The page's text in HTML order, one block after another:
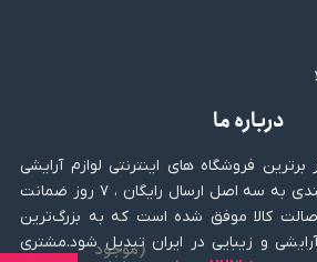
درباره ما
فروشگاه های اینترنتی لوازم آرایشی
بهداشتی و زیبایی با پایبندی به سه اصل ارسال رایگان ، ۷ روز ضمانت
کالا موفق شده است که به بزرگ‌ترین
آرایشی و زیبایی در ایران تبدیل شود.مشتری
(موجود